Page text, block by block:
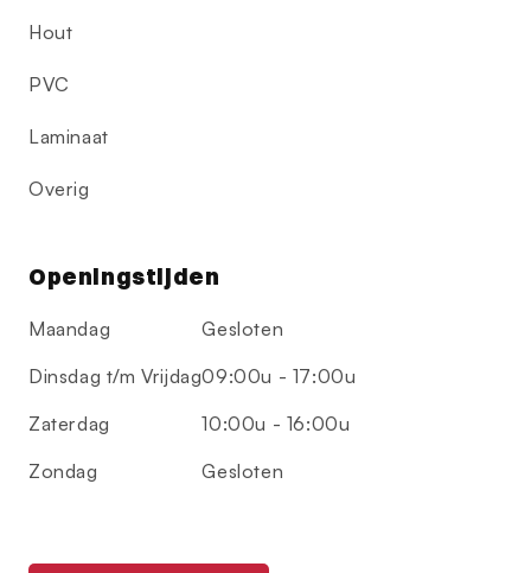
Hout
PVC
Laminaat
Overig
Openingstijden
Maandag
Dinsdag t/m Vrijdag
Zaterdag
Zondag
Gesloten
09:00u - 17:00u
10:00u - 16:00u
Gesloten